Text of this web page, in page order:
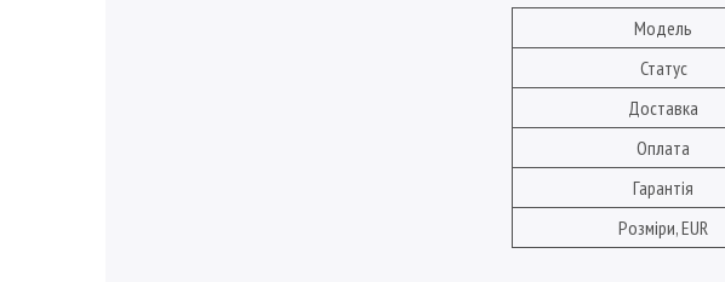
Модель
Статус
Доставка
Оплата
Гарантія
Розміри, EUR